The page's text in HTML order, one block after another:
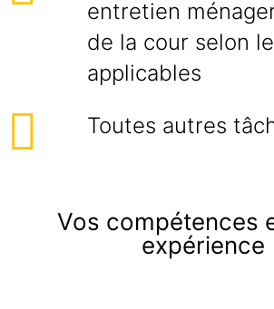
entretien
de la cour selon
applicables
Toutes autres
Vos compétences
expérience